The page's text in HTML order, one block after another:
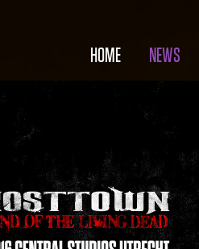
HOME NEWS